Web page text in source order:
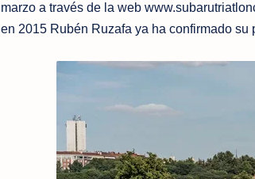
marzo a través de la web
en 2015 Rubén Ruzafa ya ha confirmado su